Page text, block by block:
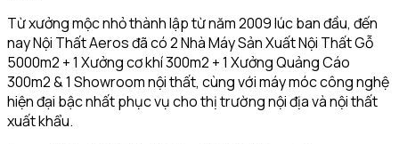
Từ xưởng mộc nhỏ thành lập từ năm 2009 lúc ban đầu, đến
nay Nội Thất Aeros đã có 2 Nhà Máy Sản Xuất Nội Thất Gỗ
5000m2 + 1 Xưởng cơ khí 300m2 + 1 Xưởng Quảng Cáo
300m2 & 1 Showroom nội thất, cùng với máy móc công nghệ
hiện đại bậc nhất phục vụ cho thị trường nội địa và nội thất
xuất khẩu.